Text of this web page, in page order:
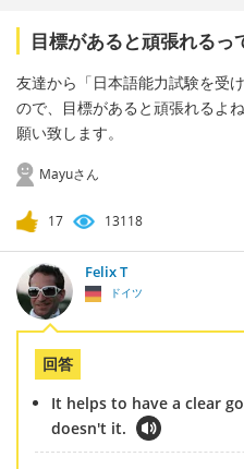
目標があると頑張れるっ
友達から「日本語能力試験を受
ので、目標があると頑張れるよ
願い致します。
Mayuさん
17 13118
Felix T
ドイツ
回答
It helps to have a clear
doesn't it.